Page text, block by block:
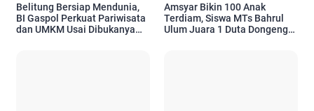
Belitung Bersiap Mendunia,
BI Gaspol Perkuat Pariwisata
dan UMKM Usai Dibukanya
Amsyar Bikin 100 Anak
Terdiam, Siswa MTs Bahrul
Ulum Juara 1 Duta Dongeng